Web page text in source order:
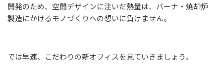
開発のため、空間デザインに注いだ熱量は、バーナ・焼却炉
製造にかけるモノづくりへの想いに負けません。
では早速、こだわりの新オフィスを見ていきましょう。